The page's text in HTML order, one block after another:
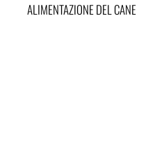
ALIMENTAZIONE DEL CANE